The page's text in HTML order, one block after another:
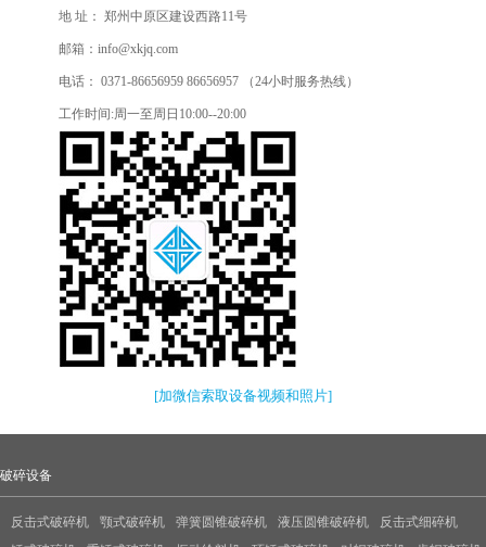
地 址： 郑州中原区建设西路11号
邮箱：info@xkjq.com
电话： 0371-86656959 86656957 （24小时服务热线）
工作时间:周一至周日10:00--20:00
[加微信索取设备视频和照片]
破碎设备
反击式破碎机 颚式破碎机 弹簧圆锥破碎机 液压圆锥破碎机
反击式细碎机